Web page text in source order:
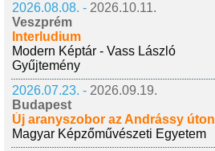
2026.08.08. - 2026.10.11.
Veszprém
Interludium
Modern Képtár - Vass László
Gyűjtemény
2026.07.23. - 2026.09.19.
Budapest
Új aranyszobor az Andrássy úton
Magyar Képzőművészeti Egyetem